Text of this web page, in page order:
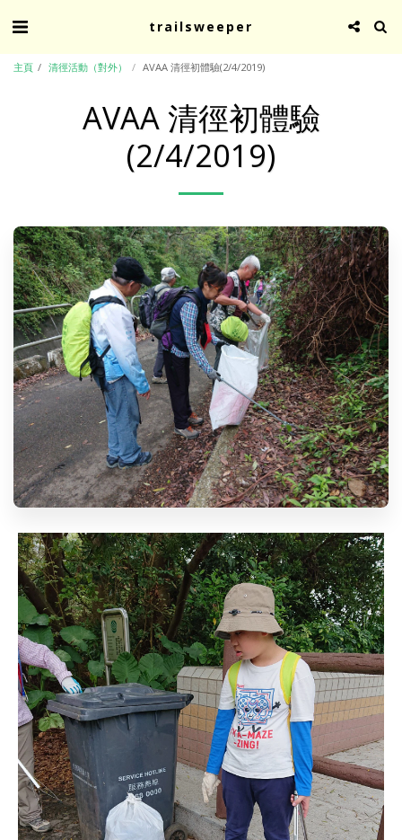
trailsweeper
主頁 清徑活動（對外） AVAA 清徑初體驗(2/4/2019)
AVAA 清徑初體驗
(2/4/2019)